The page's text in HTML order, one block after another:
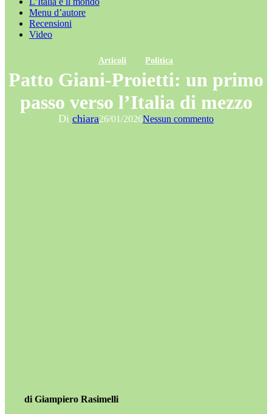
Menu d’autore
Recensioni
Video
Articoli Politica
Patto Giani-Proietti: un primo
passo verso l’Italia di mezzo
Di chiara26/01/2026Nessun commento
di Giampiero Rasimelli